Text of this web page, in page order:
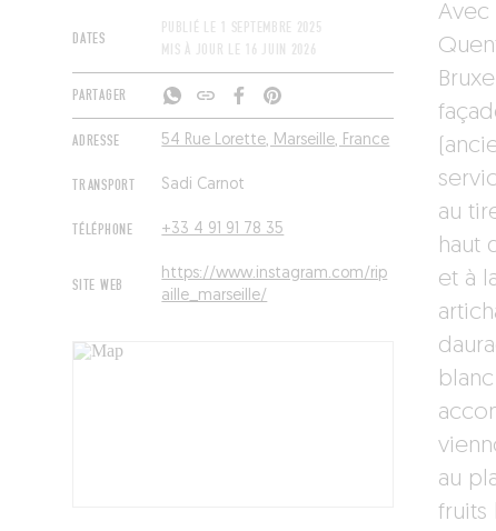
DATES
PUBLIÉ LE
1 SEPTEMBRE 2025
MIS À JOUR LE
16 JUIN 2026
PARTAGER
ADRESSE 54 Rue Lorette, Marseille, France
TRANSPORT Sadi Carnot
TÉLÉPHONE +33 4 91 91 78 35
SITE WEB
https://www.instagram.com/rip
aille_marseille/
Avec
au
haut
et à
au
fruits